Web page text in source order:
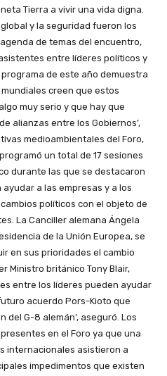
Tierra a vivir una vida digna.
y la seguridad fueron los
de temas del encuentro,
entre líderes políticos y
de este año demuestra
creen que estos
muy serio y que hay que
alianzas entre los Gobiernos’,
medioambientales del Foro,
un total de 17 sesiones
durante las que se destacaron
a las empresas y a los
políticos con el objeto de
La Canciller alemana Ángela
de la Unión Europea, se
en sus prioridades el cambio
Ministro británico Tony Blair,
entre los líderes pueden ayudar
acuerdo Pors-Kioto que
del G-8 alemán’, aseguró. Los
en el Foro ya que una
internacionales asistieron a
impedimentos que existen